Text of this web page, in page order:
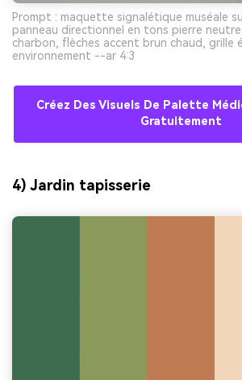
Prompt : maquette signalétique muséale
panneau directionnel en tons pierre
charbon, flèches accent brun chaud, grille
environnement --ar 4:3
Créez Des Visuels De Palette
Gratuitement
4) Jardin tapisserie